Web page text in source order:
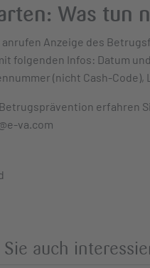
Was tun
Anzeige des
folgenden Infos: Datum
(nicht Cash-Code),
erfahren
va.com
auch